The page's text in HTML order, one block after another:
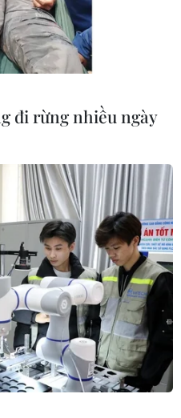
thành một vùng áp
phó khẩn cấp với bão
đi rừng nhiều ngày